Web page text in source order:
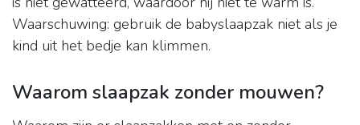
Waarschuwing: gebruik de babyslaapzak niet als je
kind uit het bedje kan klimmen.
Waarom slaapzak zonder mouwen?